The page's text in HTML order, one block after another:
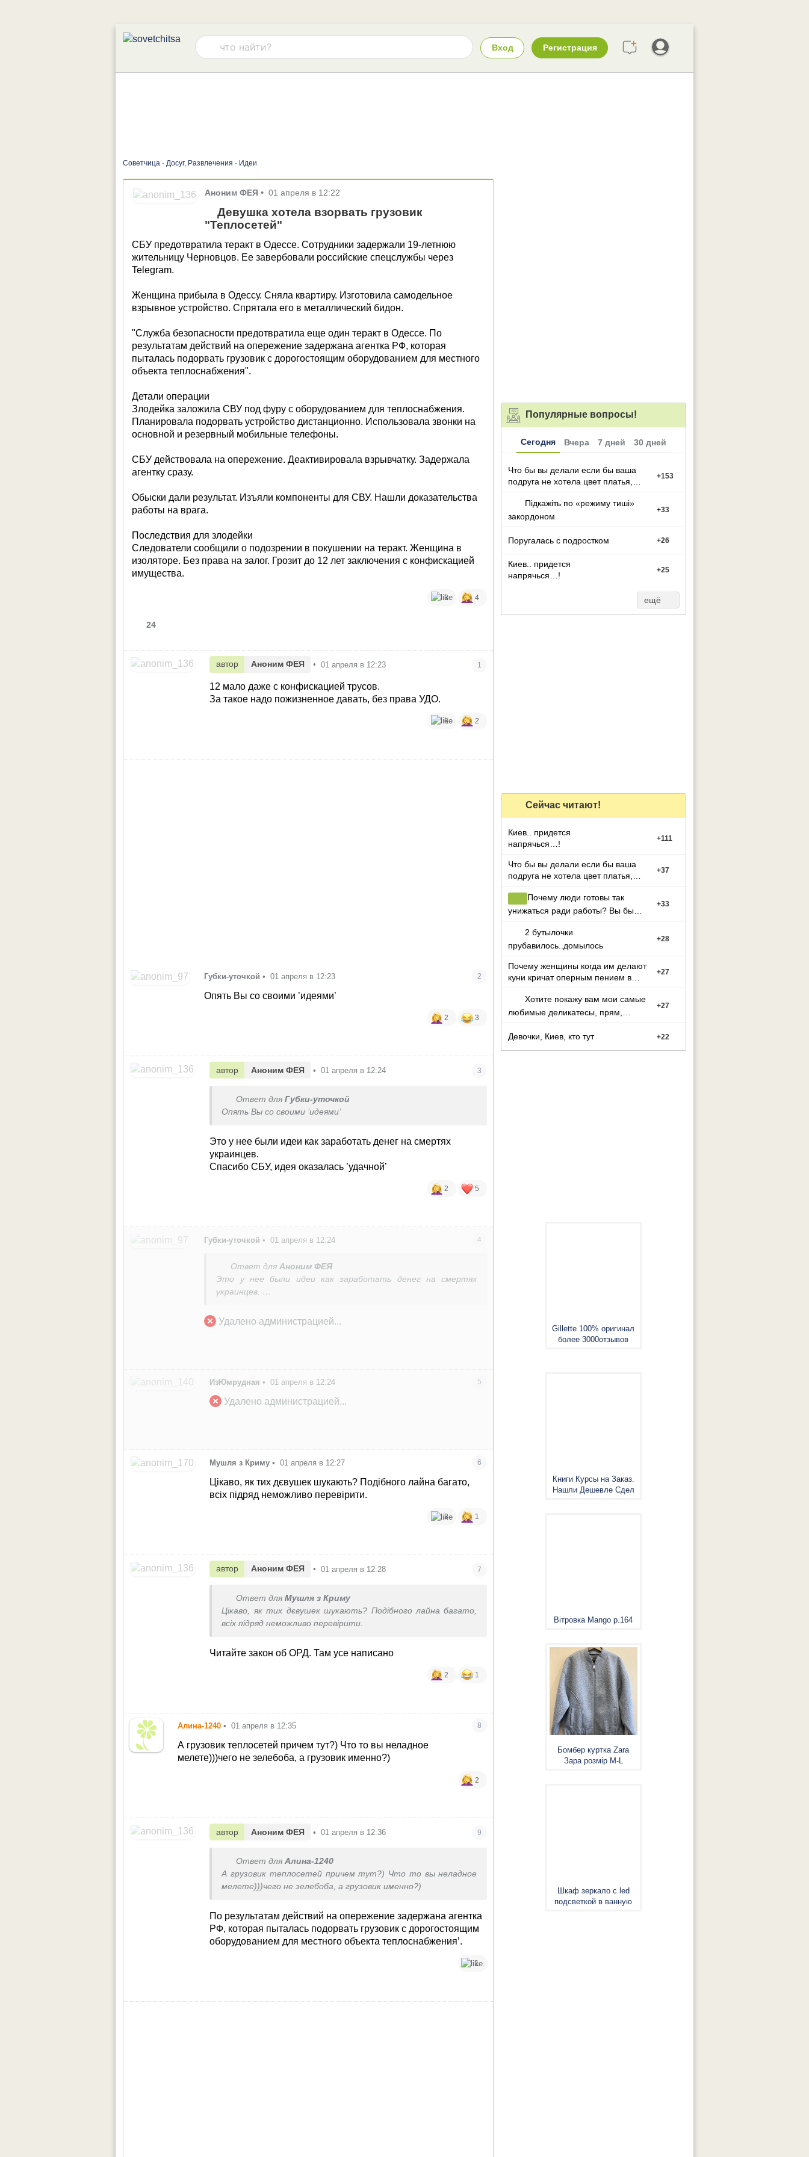
Вход Регистрация
Советчица - Досуг, Развлечения - Идеи
Аноним ФЕЯ • 01 апреля в 12:22
Девушка хотела взорвать грузовик
"Теплосетей"
СБУ предотвратила теракт в Одессе. Сотрудники задержали 19-летнюю
жительницу Черновцов. Ее завербовали российские спецслужбы через
Telegram.
Женщина прибыла в Одессу. Сняла квартиру. Изготовила самодельное
взрывное устройство. Спрятала его в металлический бидон.
"Служба безопасности предотвратила еще один теракт в Одессе. По
результатам действий на опережение задержана агентка РФ, которая
пыталась подорвать грузовик с дорогостоящим оборудованием для местного
объекта теплоснабжения".
Детали операции
Злодейка заложила СВУ под фуру с оборудованием для теплоснабжения.
Планировала подорвать устройство дистанционно. Использовала звонки на
основной и резервный мобильные телефоны.
СБУ действовала на опережение. Деактивировала взрывчатку. Задержала
агентку сразу.
Обыски дали результат. Изъяли компоненты для СВУ. Нашли доказательства
работы на врага.
Последствия для злодейки
Следователи сообщили о подозрении в покушении на теракт. Женщина в
изоляторе. Без права на залог. Грозит до 12 лет заключения с конфискацией
имущества.
3 4
24
автор Аноним ФЕЯ • 01 апреля в 12:23 1
12 мало даже с конфискацией трусов.
За такое надо пожизненное давать, без права УДО.
6 2
Губки-уточкой • 01 апреля в 12:23 2
Опять Вы со своими ’идеями’
2 3
автор Аноним ФЕЯ • 01 апреля в 12:24 3
Ответ для Губки-уточкой
Опять Вы со своими ’идеями’
Это у нее были идеи как заработать денег на смертях
украинцев.
Спасибо СБУ, идея оказалась ’удачной’
2 5
Губки-уточкой • 01 апреля в 12:24 4
Ответ для Аноним ФЕЯ
Это у нее были идеи как заработать денег на смертях
украинцев.
Удалено администрацией...
ИзЮмрудная • 01 апреля в 12:24 5
Удалено администрацией...
Мушля з Криму • 01 апреля в 12:27 6
Цікаво, як тих дєвушек шукають? Подібного лайна багато,
всіх підряд неможливо перевірити.
3 1
автор Аноним ФЕЯ • 01 апреля в 12:28 7
Ответ для Мушля з Криму
Цікаво, як тих дєвушек шукають? Подібного лайна багато,
всіх підряд неможливо перевірити.
Читайте закон об ОРД. Там усе написано
2 1
Алина-1240 • 01 апреля в 12:35 8
А грузовик теплосетей причем тут?) Что то вы неладное
мелете)))чего не зелебоба, а грузовик именно?)
2
автор Аноним ФЕЯ • 01 апреля в 12:36 9
Ответ для Алина-1240
А грузовик теплосетей причем тут?) Что то вы неладное
мелете)))чего не зелебоба, а грузовик именно?)
По результатам действий на опережение задержана агентка
РФ, которая пыталась подорвать грузовик с дорогостоящим
оборудованием для местного объекта теплоснабжения’.
1
Популярные вопросы!
Сегодня Вчера 7 дней 30 дней
Что бы вы делали если бы ваша
подруга не хотела цвет платья,
+153
Підкажіть по «режиму тиші»
закордоном
+33
Поругалась с подростком +26
Киев.. придется
напрячься…!
+25
ещё
Сейчас читают!
Киев.. придется
напрячься…!
+111
Что бы вы делали если бы ваша
подруга не хотела цвет платья,
+37
Почему люди готовы так
унижаться ради работы? Вы бы
+33
2 бутылочки
прубавилось..домылось
+28
Почему женщины когда им делают
куни кричат оперным пением в
+27
Хотите покажу вам мои самые
любимые деликатесы, прям,
+27
Девочки, Киев, кто тут +22
Gillette 100% оригинал
более 3000отзывов
Книги Курсы на Заказ.
Нашли Дешевле Сдел
Вітровка Mango р.164
Бомбер куртка Zara
Зара розмір M-L
Шкаф зеркало с led
подсветкой в ванную